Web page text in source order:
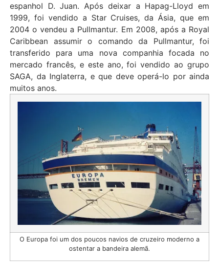
espanhol D. Juan. Após deixar a Hapag-Lloyd em
1999, foi vendido a Star Cruises, da Ásia, que em
2004 o vendeu a Pullmantur. Em 2008, após a Royal
Caribbean assumir o comando da Pullmantur, foi
transferido para uma nova companhia focada no
mercado francês, e este ano, foi vendido ao grupo
SAGA, da Inglaterra, e que deve operá-lo por ainda
muitos anos.
O Europa foi um dos poucos navios de cruzeiro moderno a
ostentar a bandeira alemã.